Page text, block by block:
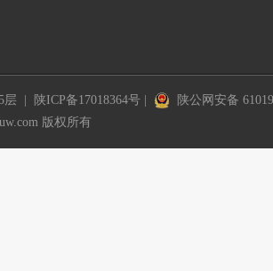
层 | 陕ICP备17018364号|
陕公网安备
版权所有